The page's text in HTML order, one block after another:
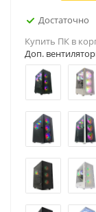
Достаточно
Купить ПК в
Доп.